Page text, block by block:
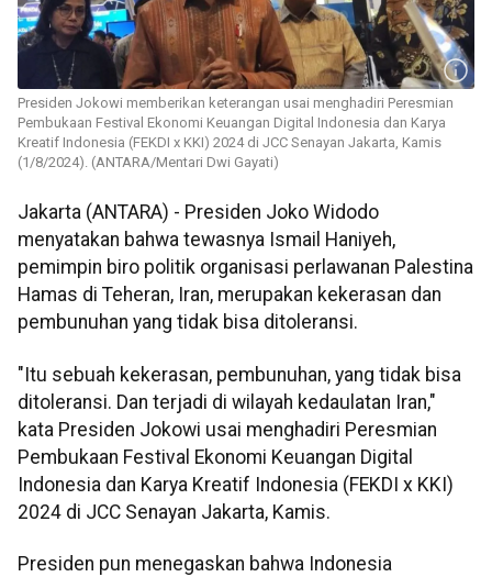
Presiden Jokowi memberikan keterangan usai menghadiri Peresmian
Pembukaan Festival Ekonomi Keuangan Digital Indonesia dan Karya
Kreatif Indonesia (FEKDI x KKI) 2024 di JCC Senayan Jakarta, Kamis
(1/8/2024). (ANTARA/Mentari Dwi Gayati)
Jakarta (ANTARA) - Presiden Joko Widodo
menyatakan bahwa tewasnya Ismail Haniyeh,
pemimpin biro politik organisasi perlawanan Palestina
Hamas di Teheran, Iran, merupakan kekerasan dan
pembunuhan yang tidak bisa ditoleransi.
"Itu sebuah kekerasan, pembunuhan, yang tidak bisa
ditoleransi. Dan terjadi di wilayah kedaulatan Iran,"
kata Presiden Jokowi usai menghadiri Peresmian
Pembukaan Festival Ekonomi Keuangan Digital
Indonesia dan Karya Kreatif Indonesia (FEKDI x KKI)
2024 di JCC Senayan Jakarta, Kamis.
Presiden pun menegaskan bahwa Indonesia